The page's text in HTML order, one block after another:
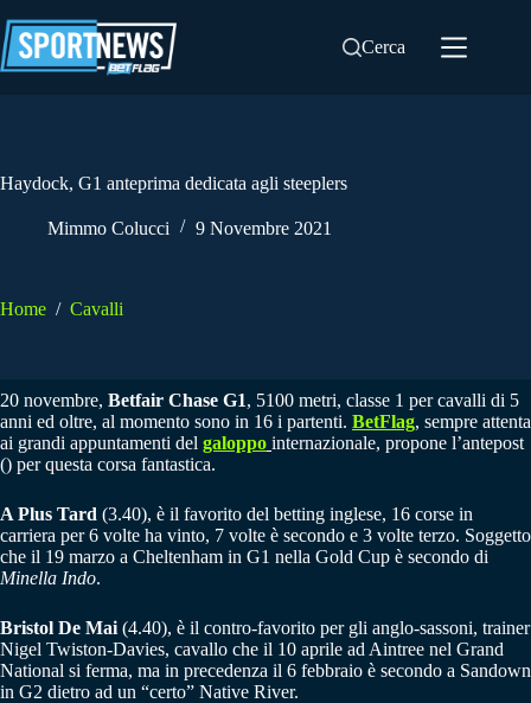
al
contenuto
Cerca
Haydock, G1 anteprima dedicata agli steeplers
Mimmo Colucci 9 Novembre 2021
Home / Cavalli
20 novembre, Betfair Chase G1, 5100 metri, classe 1 per cavalli di 5
anni ed oltre, al momento sono in 16 i partenti. BetFlag, sempre attenta
ai grandi appuntamenti del galoppo internazionale, propone l’antepost
() per questa corsa fantastica.
A Plus Tard (3.40), è il favorito del betting inglese, 16 corse in
carriera per 6 volte ha vinto, 7 volte è secondo e 3 volte terzo. Soggetto
che il 19 marzo a Cheltenham in G1 nella Gold Cup è secondo di
Minella Indo.
Bristol De Mai (4.40), è il contro-favorito per gli anglo-sassoni, trainer
Nigel Twiston-Davies, cavallo che il 10 aprile ad Aintree nel Grand
National si ferma, ma in precedenza il 6 febbraio è secondo a Sandown
in G2 dietro ad un “certo” Native River.